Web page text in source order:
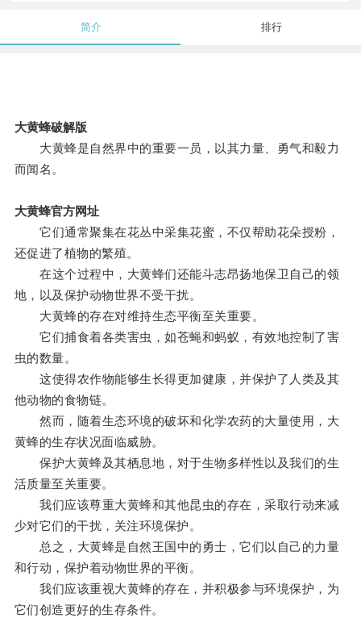
简介 排行
大黄蜂破解版
大黄蜂是自然界中的重要一员，以其力量、勇气和毅力
而闻名。
大黄蜂官方网址
它们通常聚集在花丛中采集花蜜，不仅帮助花朵授粉，
还促进了植物的繁殖。
在这个过程中，大黄蜂们还能斗志昂扬地保卫自己的领
地，以及保护动物世界不受干扰。
大黄蜂的存在对维持生态平衡至关重要。
它们捕食着各类害虫，如苍蝇和蚂蚁，有效地控制了害
虫的数量。
这使得农作物能够生长得更加健康，并保护了人类及其
他动物的食物链。
然而，随着生态环境的破坏和化学农药的大量使用，大
黄蜂的生存状况面临威胁。
保护大黄蜂及其栖息地，对于生物多样性以及我们的生
活质量至关重要。
我们应该尊重大黄蜂和其他昆虫的存在，采取行动来减
少对它们的干扰，关注环境保护。
总之，大黄蜂是自然王国中的勇士，它们以自己的力量
和行动，保护着动物世界的平衡。
我们应该重视大黄蜂的存在，并积极参与环境保护，为
它们创造更好的生存条件。